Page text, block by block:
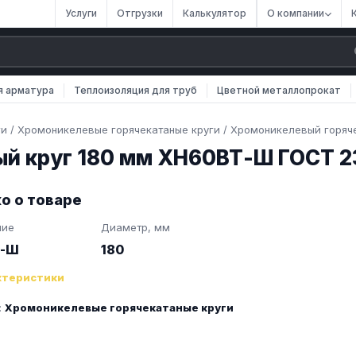
Услуги Отгрузки Калькулятор О компании
арматура Теплоизоляция для труб Цветной металлопрокат
/ Хромоникелевые горячекатаные круги / Хромоникелевый
круг 180 мм ХН60ВТ-Ш ГОСТ
о товаре
Ш
Диаметр, мм
180
Хромоникелевые горячекатаные круги